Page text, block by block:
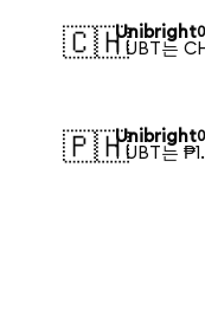
🇨🇭Unibright
1 UBT는
🇵🇭Unibright
1 UBT는